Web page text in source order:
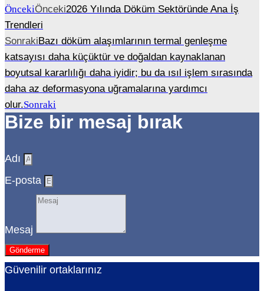
ÖncekiÖnceki2026 Yılında Döküm Sektöründe Ana İş
Trendleri
SonrakiBazı döküm alaşımlarının termal genleşme
katsayısı daha küçüktür ve doğaldan kaynaklanan
boyutsal kararlılığı daha iyidir; bu da ısıl işlem sırasında
daha az deformasyona uğramalarına yardımcı
olur.Sonraki
Bize bir mesaj bırak
Adı
E-posta
Mesaj
Gönderme
Güvenilir ortaklarınız